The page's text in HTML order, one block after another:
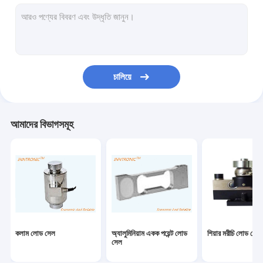
বেলন পরিবাহক স্কেল
স্ট্যাটিক চার্জিং সরঞ্জাম
টিআইজে ইঙ্কজেট প্রিন্টার
চালিয়ে
আমাদের বিভাগসমূহ
কলাম লোড সেল
অ্যালুমিনিয়াম একক পয়েন্ট লোড
সেল
শিয়ার মরীচি লোড সেল